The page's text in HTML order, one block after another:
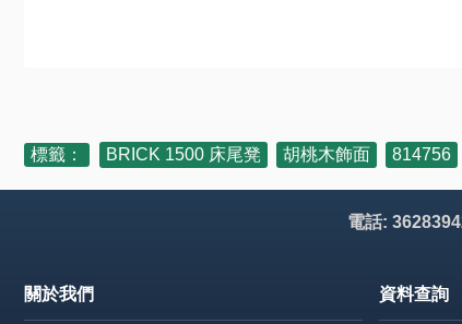
標籤： BRICK 1500 床尾凳 胡桃木飾面 814756
電話:
關於我們 資料查詢